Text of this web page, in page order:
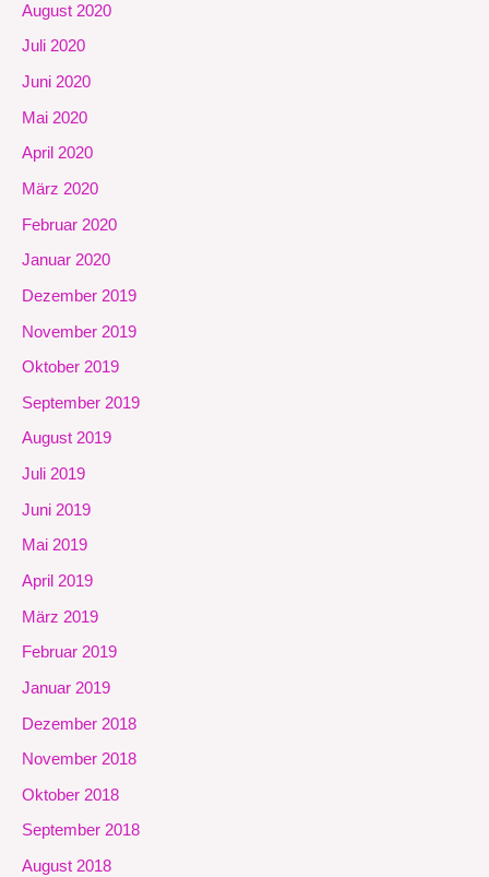
August 2020
Juli 2020
Juni 2020
Mai 2020
April 2020
März 2020
Februar 2020
Januar 2020
Dezember 2019
November 2019
Oktober 2019
September 2019
August 2019
Juli 2019
Juni 2019
Mai 2019
April 2019
März 2019
Februar 2019
Januar 2019
Dezember 2018
November 2018
Oktober 2018
September 2018
August 2018